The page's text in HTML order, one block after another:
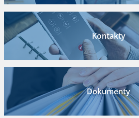
Kontakty
Dokumenty